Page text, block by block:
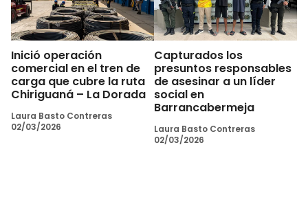
Inició operación
comercial en el tren de
carga que cubre la ruta
Chiriguaná – La Dorada
Laura Basto Contreras
02/03/2026
Capturados los
presuntos responsables
de asesinar a un líder
social en
Barrancabermeja
Laura Basto Contreras
02/03/2026